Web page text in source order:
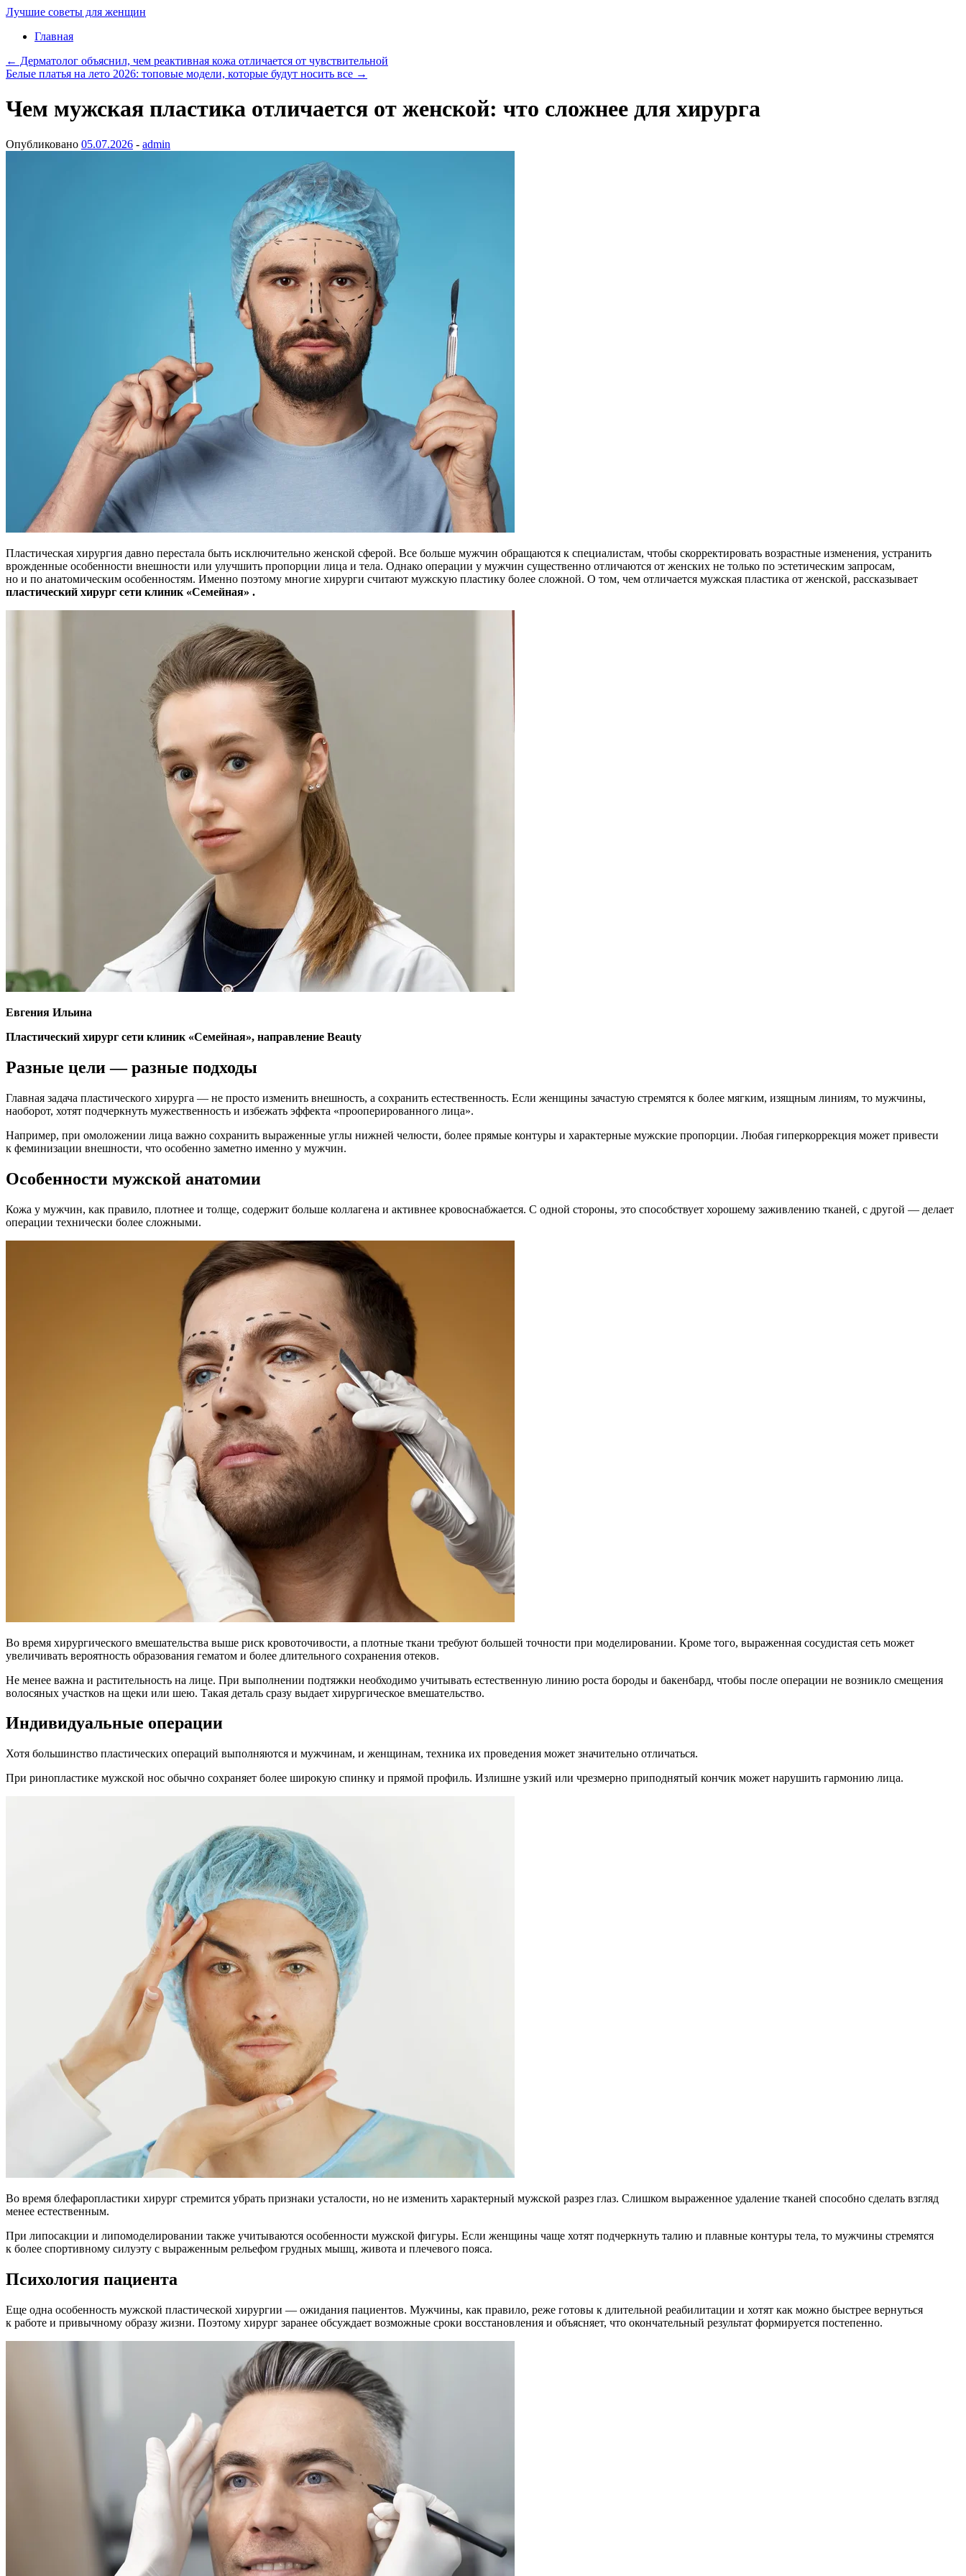
Лучшие советы для женщин
Перейти
записи
Главная
← Дерматолог объяснил, чем реактивная кожа отличается от чувствительной
Белые платья на лето 2026: топовые модели, которые будут носить все →
Чем мужская пластика отличается от женской: что сложнее для хирурга
Опубликовано 05.07.2026 - admin
Пластическая хирургия давно перестала быть исключительно женской сферой. Все больше мужчин обращаются к специалистам, чтобы скорректировать возрастные изменения, устранить
врожденные особенности внешности или улучшить пропорции лица и тела. Однако операции у мужчин существенно отличаются от женских не только по эстетическим запросам,
но и по анатомическим особенностям. Именно поэтому многие хирурги считают мужскую пластику более сложной. О том, чем отличается мужская пластика от женской, рассказывает
пластический хирург сети клиник «Семейная» .
Евгения Ильина
Пластический хирург сети клиник «Семейная», направление Beauty
Разные цели — разные подходы
Главная задача пластического хирурга — не просто изменить внешность, а сохранить естественность. Если женщины зачастую стремятся к более мягким, изящным линиям, то мужчины,
наоборот, хотят подчеркнуть мужественность и избежать эффекта «прооперированного лица».
Например, при омоложении лица важно сохранить выраженные углы нижней челюсти, более прямые контуры и характерные мужские пропорции. Любая гиперкоррекция может привести
к феминизации внешности, что особенно заметно именно у мужчин.
Особенности мужской анатомии
Кожа у мужчин, как правило, плотнее и толще, содержит больше коллагена и активнее кровоснабжается. С одной стороны, это способствует хорошему заживлению тканей, с другой — делает
операции технически более сложными.
Во время хирургического вмешательства выше риск кровоточивости, а плотные ткани требуют большей точности при моделировании. Кроме того, выраженная сосудистая сеть может
увеличивать вероятность образования гематом и более длительного сохранения отеков.
Не менее важна и растительность на лице. При выполнении подтяжки необходимо учитывать естественную линию роста бороды и бакенбард, чтобы после операции не возникло смещения
волосяных участков на щеки или шею. Такая деталь сразу выдает хирургическое вмешательство.
Индивидуальные операции
Хотя большинство пластических операций выполняются и мужчинам, и женщинам, техника их проведения может значительно отличаться.
При ринопластике мужской нос обычно сохраняет более широкую спинку и прямой профиль. Излишне узкий или чрезмерно приподнятый кончик может нарушить гармонию лица.
Во время блефаропластики хирург стремится убрать признаки усталости, но не изменить характерный мужской разрез глаз. Слишком выраженное удаление тканей способно сделать взгляд
менее естественным.
При липосакции и липомоделировании также учитываются особенности мужской фигуры. Если женщины чаще хотят подчеркнуть талию и плавные контуры тела, то мужчины стремятся
к более спортивному силуэту с выраженным рельефом грудных мышц, живота и плечевого пояса.
Психология пациента
Еще одна особенность мужской пластической хирургии — ожидания пациентов. Мужчины, как правило, реже готовы к длительной реабилитации и хотят как можно быстрее вернуться
к работе и привычному образу жизни. Поэтому хирург заранее обсуждает возможные сроки восстановления и объясняет, что окончательный результат формируется постепенно.